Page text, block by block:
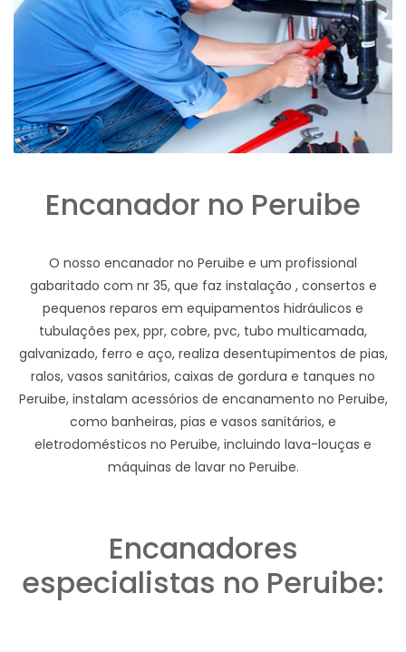
Encanador no Peruibe
O nosso encanador no Peruibe e um profissional
gabaritado com nr 35, que faz instalação , consertos e
pequenos reparos em equipamentos hidráulicos e
tubulações pex, ppr, cobre, pvc, tubo multicamada,
galvanizado, ferro e aço, realiza desentupimentos de pias,
ralos, vasos sanitários, caixas de gordura e tanques no
Peruibe, instalam acessórios de encanamento no Peruibe,
como banheiras, pias e vasos sanitários, e
eletrodomésticos no Peruibe, incluindo lava-louças e
máquinas de lavar no Peruibe.
Encanadores
especialistas no Peruibe: